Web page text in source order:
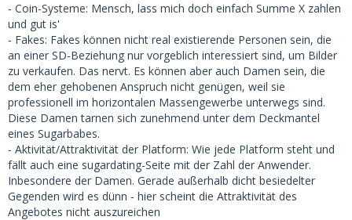
- Coin-Systeme: Mensch, lass mich doch einfach Summe X zahlen
und gut is'
- Fakes: Fakes können nicht real existierende Personen sein, die
an einer SD-Beziehung nur vorgeblich interessiert sind, um Bilder
zu verkaufen. Das nervt. Es können aber auch Damen sein, die
dem eher gehobenen Anspruch nicht genügen, weil sie
professionell im horizontalen Massengewerbe unterwegs sind.
Diese Damen tarnen sich zunehmend unter dem Deckmantel
eines Sugarbabes.
- Aktivität/Attraktivität der Platform: Wie jede Platform steht und
fällt auch eine sugardating-Seite mit der Zahl der Anwender.
Inbesondere der Damen. Gerade außerhalb dicht besiedelter
Gegenden wird es dünn - hier scheint die Attraktivität des
Angebotes nicht auszureichen